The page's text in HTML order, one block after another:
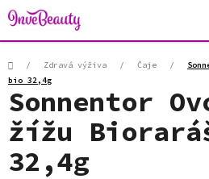
Přejít
na
obsah
Domů/ Zdravá výživa / Čaje /
bio 32,4g
Sonnentor
žížu
32,4g